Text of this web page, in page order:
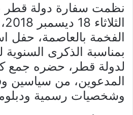
نظمت سفارة دولة قطر
الفخمة بالعاصمة، حفل
بمناسبة الذكرى السنوية
لدولة قطر، حضره جمع
المدعوين، من سياسين
وشخصيات رسمية